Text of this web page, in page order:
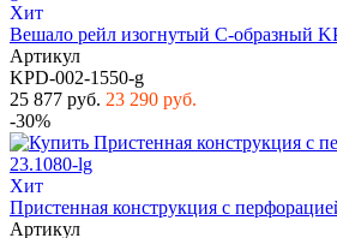
Хит
Вешало рейл изогнутый С-образный
Артикул
KPD-002-1550-g
25 877 руб. 23 290 руб.
-30%
Хит
Пристенная конструкция с
Артикул